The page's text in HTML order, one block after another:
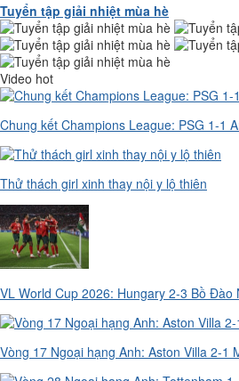
Tuyển tập giải nhiệt mùa hè
Video hot
Chung kết Champions League: PSG 1-1
Thử thách girl xinh thay nội y lộ thiên
VL World Cup 2026: Hungary 2-3 Bồ Đào
Vòng 17 Ngoại hạng Anh: Aston Villa 2-1